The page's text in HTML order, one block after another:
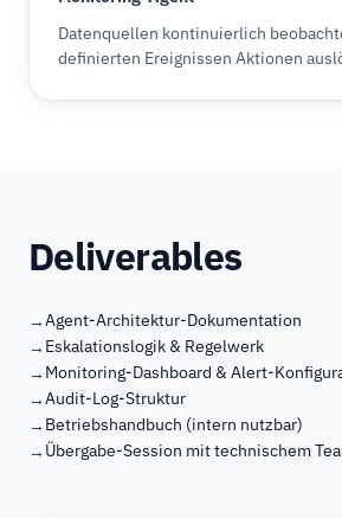
Datenquellen kontinuierlich
definierten Ereignissen Aktionen
Deliverables
Agent-Architektur-Dokumentation
Eskalationslogik & Regelwerk
Monitoring-Dashboard & Alert-
Audit-Log-Struktur
Betriebshandbuch (intern nutzbar)
Übergabe-Session mit technischem